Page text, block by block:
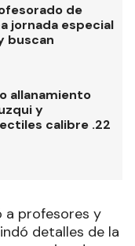
de
jornada especial
buscan
allanamiento
y
calibre .22
a profesores y
detalles de la